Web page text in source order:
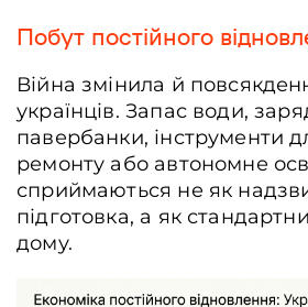
Побут постійного
Війна змінила й
українців. Запас води,
павербанки, інструменти
ремонту або автономне
сприймаються не як
підготовка, а як
дому.